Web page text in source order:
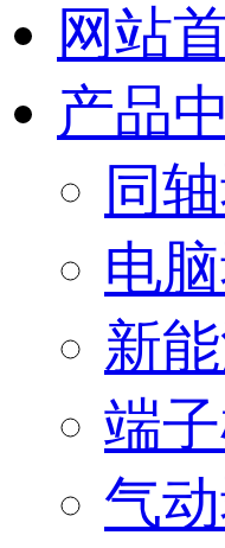
网站
产品
同
电
新
端
气